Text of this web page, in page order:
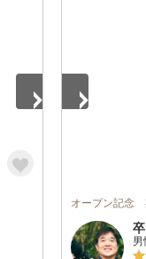
オープン記念
男